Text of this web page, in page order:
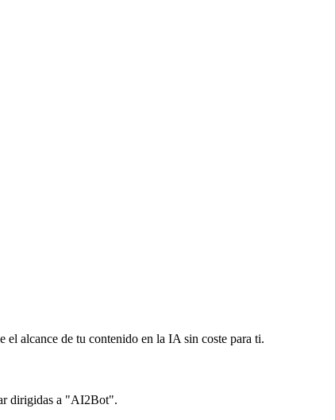
el alcance de tu contenido en la IA sin coste para ti.
dirigidas a "AI2Bot".